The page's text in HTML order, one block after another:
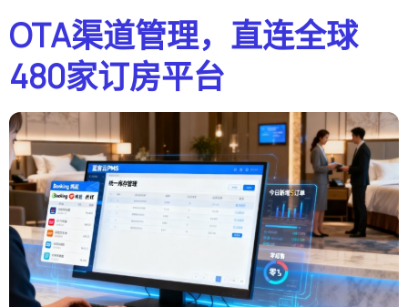
OTA渠道管理，直连全球
480家订房平台